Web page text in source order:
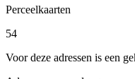
Perceelkaarten
54
Voor deze adressen is een